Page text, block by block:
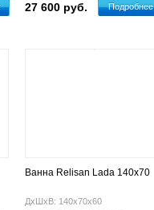
27 600 руб. Подробнее
Ванна Relisan Lada 140x70
ДхШхВ: 140х70х60